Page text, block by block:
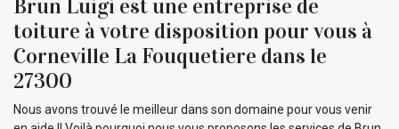
Brun Luigi est une entreprise de
toiture à votre disposition pour vous à
Corneville La Fouquetiere dans le
27300
Nous avons trouvé le meilleur dans son domaine pour vous venir